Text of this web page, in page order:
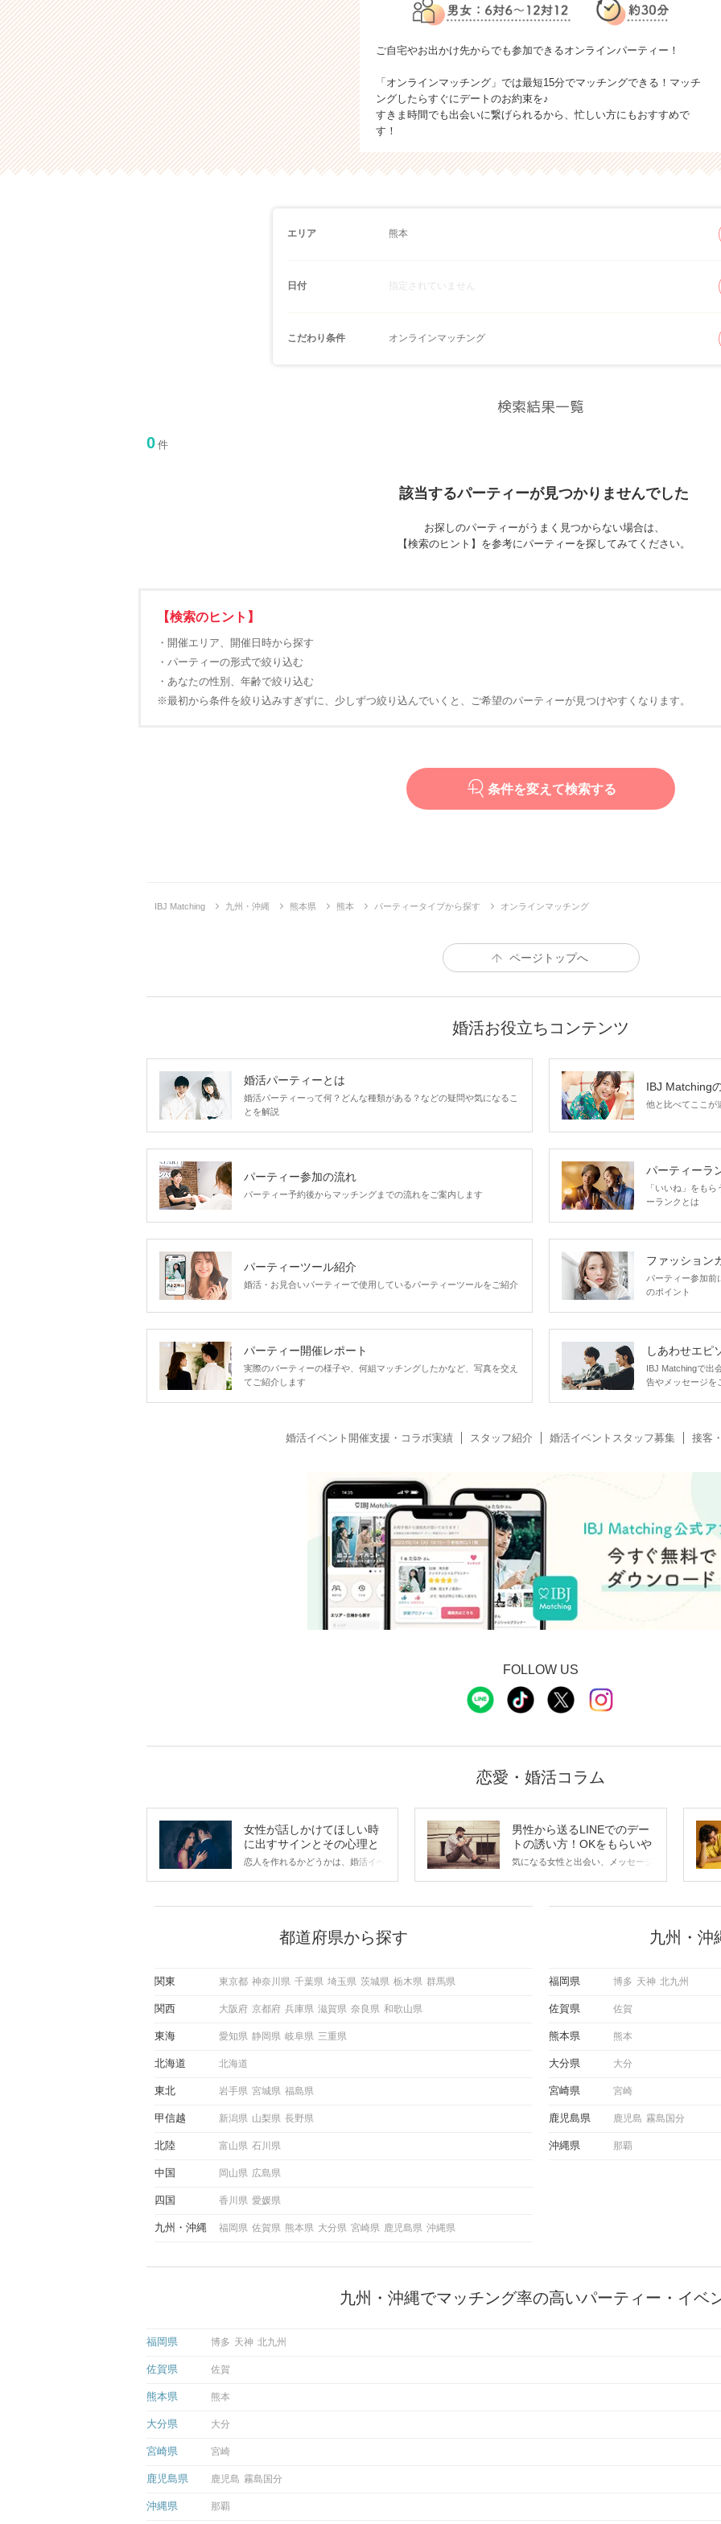
ご自宅やお出かけ先からでも参加できるオンラインパーティー！
「オンラインマッチング」では最短15分でマッチングできる！マッチ
ングしたらすぐにデートのお約束を♪
すきま時間でも出会いに繋げられるから、忙しい方にもおすすめで
す！
エリア 熊本
日付 指定されていません
こだわり条件 オンラインマッチング
検索結果一覧
0 件
該当するパーティーが見つかりませんでした
お探しのパーティーがうまく見つからない場合は、
【検索のヒント】を参考にパーティーを探してみてください。
【検索のヒント】
・開催エリア、開催日時から探す
・パーティーの形式で絞り込む
・あなたの性別、年齢で絞り込む
※最初から条件を絞り込みすぎずに、少しずつ絞り込んでいくと、ご希望のパーティーが見つけやすくなります。
条件を変えて検索する
IBJ Matching 九州・沖縄 熊本県 熊本 パーティータイプから探す オンラインマッチング
ページトップへ
婚活お役立ちコンテンツ
婚活パーティーとは
婚活パーティーって何？どんな種類がある？などの疑問や気になるこ
とを解説
IBJ Matching
他と比べてここが
パーティー参加の流れ
パーティー予約後からマッチングまでの流れをご案内します
パーティーラ
「いいね」をも
ーランクとは
パーティーツール紹介
婚活・お見合いパーティーで使用しているパーティーツールをご紹介
ファッション
パーティー参加前
のポイント
パーティー開催レポート
実際のパーティーの様子や、何組マッチングしたかなど、写真を交え
てご紹介します
しあわせエピ
IBJ Matchingで出
告やメッセージを
婚活イベント開催支援・コラボ実績 スタッフ紹介 婚活イベントスタッフ募集 接客
FOLLOW US
恋愛・婚活コラム
女性が話しかけてほしい時
に出すサインとその心理と
は？
恋人を作れるかどうかは、婚活イベ
から恋人作りを本格的に始めようと
している方は、女性が異性を求めて
この記事では、女性が話しかけて欲
しく解説した後、婚活イベントで実
ような行動に繋げるべきかをご紹介
男性から送るLINEでのデー
トの誘い方！OKをもらいや
すいメッセージのコツは？
気になる女性と出会い、メッセージ
も混じえながら解説するので、ぜひ
都道府県から探す
関東 東京都 神奈川県 千葉県 埼玉県 茨城県 栃木県 群馬県
関西 大阪府 京都府 兵庫県 滋賀県 奈良県 和歌山県
東海 愛知県 静岡県 岐阜県 三重県
北海道 北海道
東北 岩手県 宮城県 福島県
甲信越 新潟県 山梨県 長野県
北陸 富山県 石川県
中国 岡山県 広島県
四国 香川県 愛媛県
九州 沖縄 福岡県 佐賀県 熊本県 大分県 宮崎県 鹿児島県 沖縄県
九州・沖
福岡県 博多 天神 北九州
佐賀県 佐賀
熊本県 熊本
大分県 大分
宮崎県 宮崎
鹿児島県 鹿児島 霧島国分
沖縄県 那覇
九州・沖縄でマッチング率の高いパーティー・イベ
福岡県 博多 天神 北九州
佐賀県 佐賀
熊本県 熊本
大分県 大分
宮崎県 宮崎
鹿児島県 鹿児島 霧島国分
沖縄県 那覇